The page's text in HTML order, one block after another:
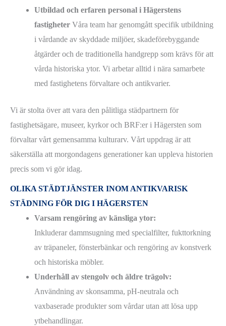
Utbildad och erfaren personal i Hägerstens
fastigheter Våra team har genomgått specifik utbildning
i vårdande av skyddade miljöer, skadeförebyggande
åtgärder och de traditionella handgrepp som krävs för att
vårda historiska ytor. Vi arbetar alltid i nära samarbete
med fastighetens förvaltare och antikvarier.
Vi är stolta över att vara den pålitliga städpartnern för
fastighetsägare, museer, kyrkor och BRF:er i Hägersten som
förvaltar vårt gemensamma kulturarv. Vårt uppdrag är att
säkerställa att morgondagens generationer kan uppleva historien
precis som vi gör idag.
OLIKA STÄDTJÄNSTER INOM ANTIKVARISK
STÄDNING FÖR DIG I HÄGERSTEN
Varsam rengöring av känsliga ytor:
Inkluderar dammsugning med specialfilter, fukttorkning
av träpaneler, fönsterbänkar och rengöring av konstverk
och historiska möbler.
Underhåll av stengolv och äldre trägolv:
Användning av skonsamma, pH-neutrala och
vaxbaserade produkter som vårdar utan att lösa upp
ytbehandlingar.